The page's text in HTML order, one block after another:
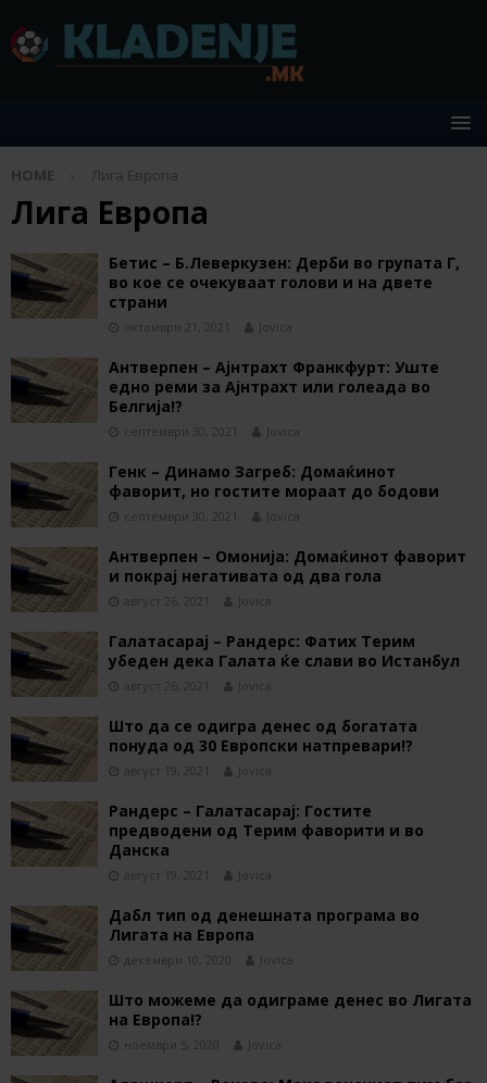
HOME Лига Европа
Лига Европа
Бетис – Б.Леверкузен: Дерби во групата Г,
во кое се очекуваат голови и на двете
страни
октомври 21, 2021 Jovica
Антверпен – Ајнтрахт Франкфурт: Уште
едно реми за Ајнтрахт или голеада во
Белгија!?
септември 30, 2021 Jovica
Генк – Динамо Загреб: Домаќинот
фаворит, но гостите мораат до бодови
септември 30, 2021 Jovica
Антверпен – Омонија: Домаќинот фаворит
и покрај негативата од два гола
август 26, 2021 Jovica
Галатасарај – Рандерс: Фатих Терим
убеден дека Галата ќе слави во Истанбул
август 26, 2021 Jovica
Што да се одигра денес од богатата
понуда од 30 Европски натпревари!?
август 19, 2021 Jovica
Рандерс – Галатасарај: Гостите
предводени од Терим фаворити и во
Данска
август 19, 2021 Jovica
Дабл тип од денешната програма во
Лигата на Европа
декември 10, 2020 Jovica
Што можеме да одиграме денес во Лигата
на Европа!?
ноември 5, 2020 Jovica